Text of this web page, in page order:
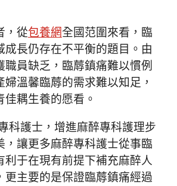
，從包養網全國范圍來看，臨
成長仍存在不平衡的題目。由
職員缺乏，臨蓐鎮痛難以慣例
溫馨臨蓐的需求難以知足，
耦生養的愿看。
科護士，增進麻醉專科護理步
，讓更多麻醉專科護士從事臨
利于在現有前提下補充麻醉人
更主要的是保證臨蓐鎮痛經過